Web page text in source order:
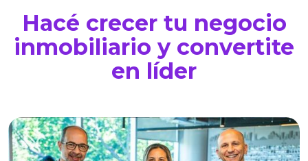
Hacé crecer tu negocio
inmobiliario y convertite
en líder